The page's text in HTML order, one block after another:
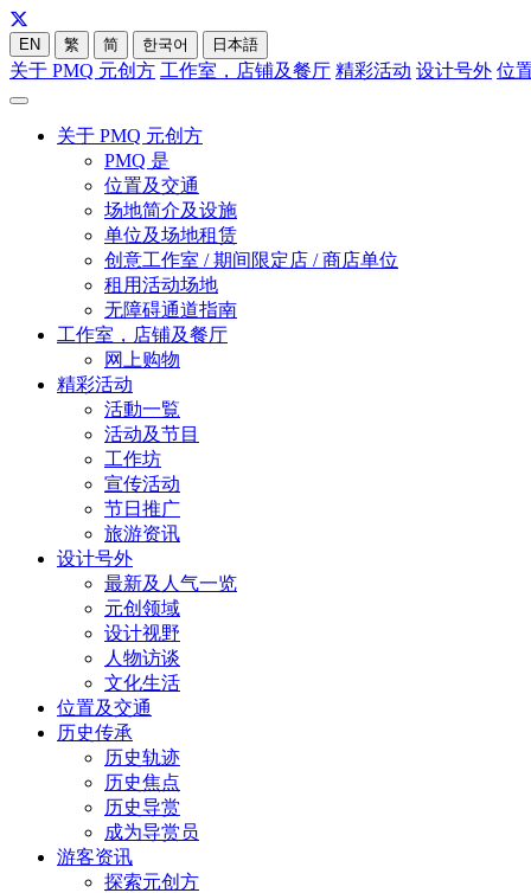
EN 繁 简 한국어 日本語
关于 PMQ 元创方 工作室，店铺及餐厅 精彩活动 设计号外 位
关于 PMQ 元创方
PMQ 是
位置及交通
场地简介及设施
单位及场地租赁
创意工作室 / 期间限定店 / 商店单位
租用活动场地
无障碍通道指南
工作室，店铺及餐厅
网上购物
精彩活动
活動一覧
活动及节目
工作坊
宣传活动
节日推广
旅游资讯
设计号外
最新及人气一览
元创领域
设计视野
人物访谈
文化生活
位置及交通
历史传承
历史轨迹
历史焦点
历史导赏
成为导赏员
游客资讯
探索元创方